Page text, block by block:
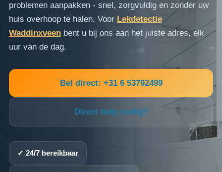
problemen aanpakken - snel, zorgvuldig en zonder uw
huis overhoop te halen. Voor Lekdetectie
Waddinxveen bent u bij ons aan het juiste adres, elk
uur van de dag.
Bel direct: +31 6 53792499
Direct hulp nodig?
✓ 24/7 bereikbaar